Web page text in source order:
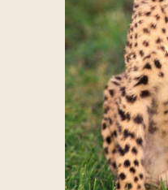
(au km 5) : l’occasion
chèvres, moutons,
Un moment ludique
des enfants.